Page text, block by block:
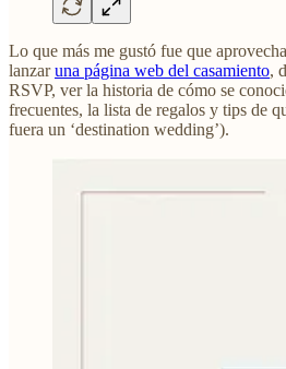
Lo que más me gustó fue que
lanzaruna página web del casamiento,
RSVP, ver la historia de cómo se
frecuentes, la lista de regalos y tips de
fuera un ‘destination wedding’).